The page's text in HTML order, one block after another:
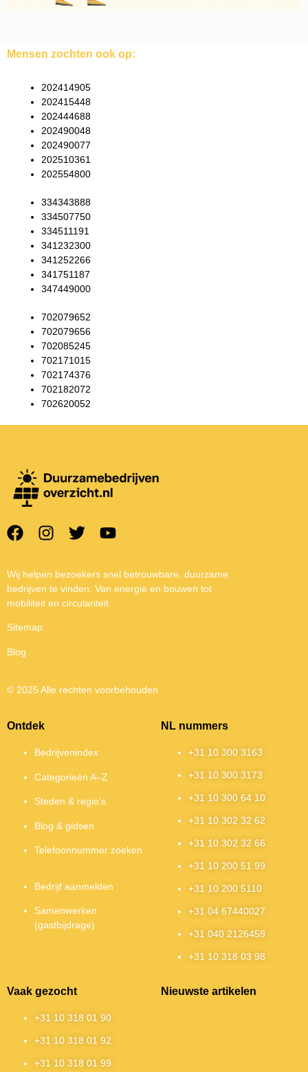
Mensen zochten ook op:
202414905
202415448
202444688
202490048
202490077
202510361
202554800
334343888
334507750
334511191
341232300
341252266
341751187
347449000
702079652
702079656
702085245
702171015
702174376
702182072
702620052
Wij helpen bezoekers snel betrouwbare, duurzame
bedrijven te vinden. Van energie en bouwen tot
mobiliteit en circulariteit.
Sitemap
Blog
© 2025 Alle rechten voorbehouden
Ontdek
Bedrijvenindex
Categorieën A–Z
Steden & regio’s
Blog & gidsen
Telefoonnummer zoeken
Bedrijf aanmelden
Samenwerken
(gastbijdrage)
NL nummers
+31 10 300 3163
+31 10 300 3173
+31 10 300 64 10
+31 10 302 32 62
+31 10 302 32 66
+31 10 200 51 99
+31 10 200 5110
+31 04 67440027
+31 040 2126459
+31 10 318 03 98
Vaak gezocht
+31 10 318 01 90
+31 10 318 01 92
+31 10 318 01 99
Nieuwste artikelen